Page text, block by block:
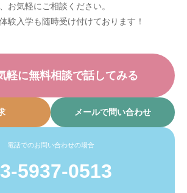
お気軽にご相談ください。
験入学も随時受け付けております！
軽に無料相談で話してみる
メールで問い合わせ
電話でのお問い合わせの場合
5937-0513